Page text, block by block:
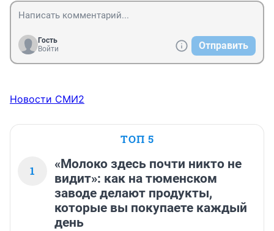
Гость
Войти
Отправить
Новости СМИ2
ТОП 5
1
«Молоко здесь почти никто не
видит»: как на тюменском
заводе делают продукты,
которые вы покупаете каждый
день